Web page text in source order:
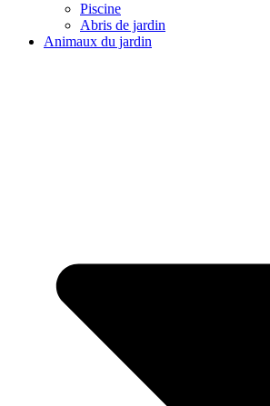
Piscine
Abris de jardin
Animaux du jardin